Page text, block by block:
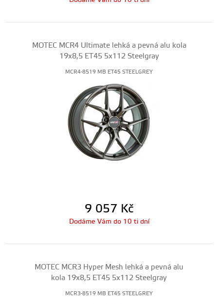
MOTEC MCR4 Ultimate lehká a pevná alu kola
19x8,5 ET45 5x112 Steelgray
MCR4-8519 MB ET45 STEELGREY
9 057 Kč
Dodáme Vám do 10 ti dní
MOTEC MCR3 Hyper Mesh lehká a pevná alu
kola 19x8,5 ET45 5x112 Steelgray
MCR3-8519 MB ET45 STEELGREY